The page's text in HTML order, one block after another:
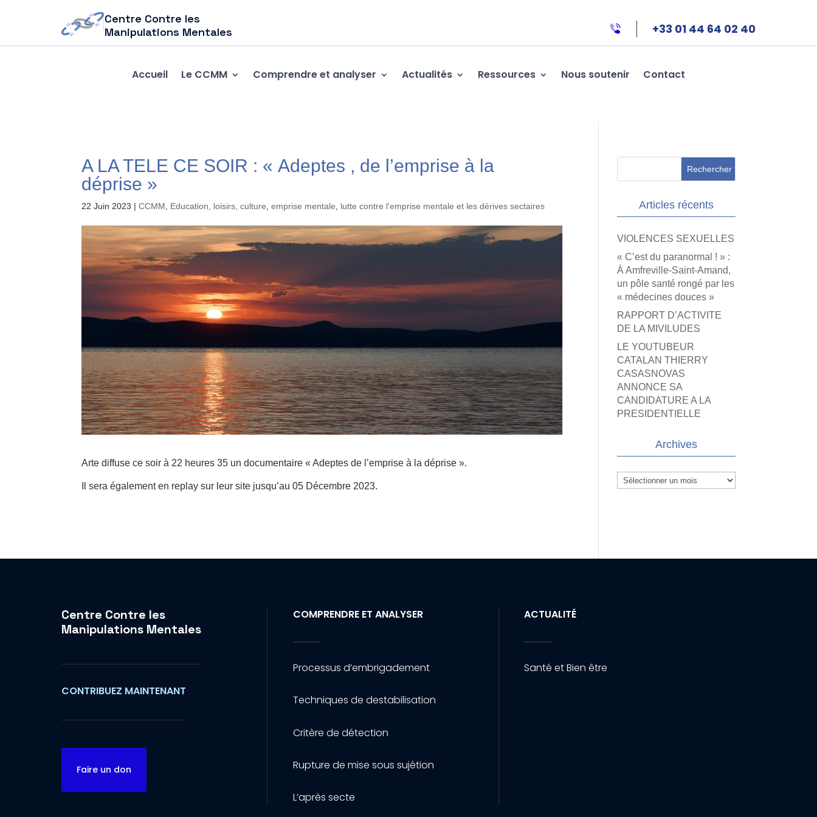
Centre Contre les
Manipulations Mentales
+33 01 44 64 02 40
Accueil Le CCMM Comprendre et analyser Actualités Ressources Nous soutenir Contact
A LA TELE CE SOIR : « Adeptes , de l’emprise à la
déprise »
22 Juin 2023 |CCMM Education, loisirs, culture ,emprise mentale lutte contre l'emprise mentale et les dérives sectaires
Arte diffuse ce soir à 22 heures 35 un documentaire « Adeptes de l’emprise à la déprise ».
Il sera également en replay sur leur site jusqu’au 05 Décembre 2023.
Articles récents
VIOLENCES SEXUELLES
« C’est du paranormal ! » :
À Amfreville-Saint-Amand,
un pôle santé rongé par les
« médecines douces »
RAPPORT D’ACTIVITE
DE LA MIVILUDES
LE YOUTUBEUR
CATALAN THIERRY
CASASNOVAS
ANNONCE SA
CANDIDATURE A LA
PRESIDENTIELLE
Archives
Archives
Centre Contre les
Manipulations Mentales
CONTRIBUEZ MAINTENANT
Faire un don
COMPRENDRE ET ANALYSER
Processus d’embrigadement
Techniques de destabilisation
Critère de détection
Rupture de mise sous sujétion
L’après secte
ACTUALITÉ
Santé et Bien être